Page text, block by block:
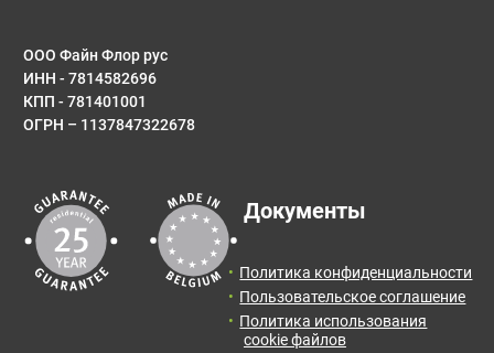
ООО Файн Флор рус
ИНН - 7814582696
КПП - 781401001
ОГРН – 1137847322678
Документы
Политика конфиденциальности
Пользовательское соглашение
Политика использования
cookie файлов